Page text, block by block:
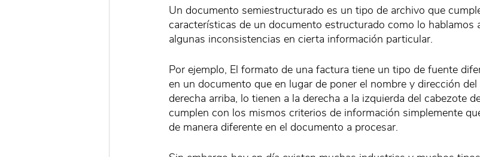
Un documento semiestructurado es un tipo de archivo que
características de un documento estructurado como lo hablamos
algunas inconsistencias en cierta información particular.
Por ejemplo, El formato de una factura tiene un tipo de fuente
en un documento que en lugar de poner el nombre y dirección
derecha arriba, lo tienen a la derecha a la izquierda del cabezote
cumplen con los mismos criterios de información simplemente
de manera diferente en el documento a procesar.